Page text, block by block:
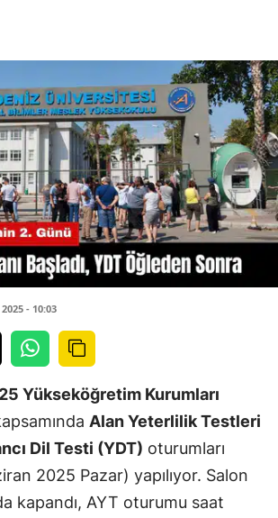
- 10:03
Yükseköğretim Kurumları
Alan Yeterlilik Testleri
Dil Testi (YDT) oturumları
2025 Pazar) yapılıyor. Salon
kapandı, AYT oturumu saat